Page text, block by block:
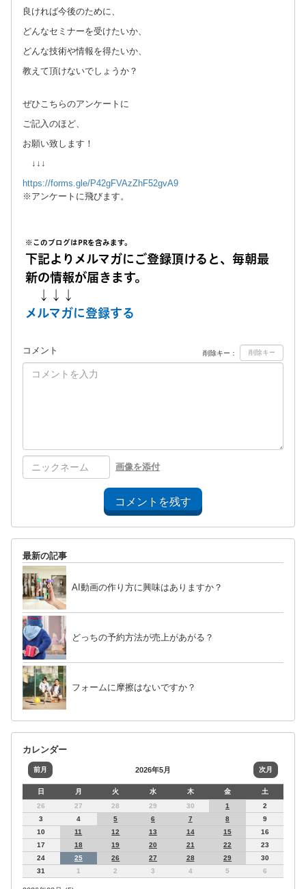
良ければ今後のために、
どんなセミナーを受けたいか、
どんな技術や情報を得たいか、
教えて頂けないでしょうか？
ぜひこちらのアンケートに
ご記入のほど、
お願い致します！
↓↓↓
https://forms.gle/P42gFVAzZhF52gvA9
※アンケートに飛びます。
※このブログはPRを含みます。
下記よりメルマガにご登録頂けると、毎朝最
新の情報が届きます。
↓↓↓
メルマガに登録する
コメント 削除キー：
画像を添付
コメントを残す
最新の記事
AI動画の作り方に興味はありますか？
どっちの予約方法が売上があがる？
フォームに摩擦はないですか？
カレンダー
前月 2026年5月 次月
日 月 火 水 木 金
土
26
27 28 29 30 1
2
3
4 5 6 7 8
9
10
11 12 13 14 15
16
17
18 19 20 21 22
23
24
25 26 27 28 29
30
31
1 2 3 4 5 6